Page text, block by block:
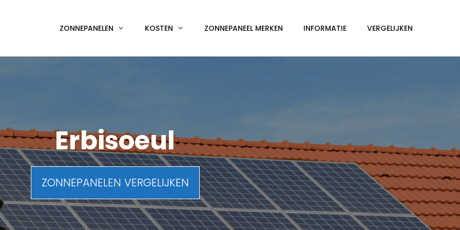
ZONNEPANELEN KOSTEN ZONNEPANEEL MERKEN INFORMATIE VERGELIJKEN
Erbisoeul
ZONNEPANELEN VERGELIJKEN